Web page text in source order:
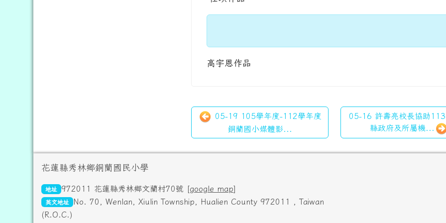
高宇恩作品
05-19 105學年度-112學年度
銅蘭國小媒體影...
05-16 許壽亮校長協助
縣政府及所屬機...
頁尾區域內容
花蓮縣秀林鄉銅蘭國民小學
地址 972011 花蓮縣秀林鄉文蘭村70號 [google map]
英文地址
No. 70, Wenlan, Xiulin Township, Hualien County 972011 , Taiwan
(R.O.C.)